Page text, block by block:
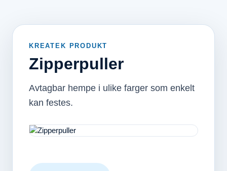
KREATEK PRODUKT
Zipperpuller
Avtagbar hempe i ulike farger som enkelt
kan festes.